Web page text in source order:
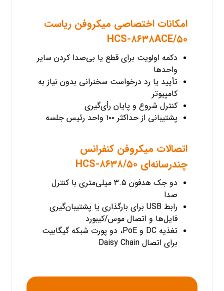
امکانات اختصاصی میکروفن ریاست
HCS-۸۶۳۸ACE/۵۰
دکمه اولویت برای قطع یا بی‌صدا کردن سایر
واحدها
تأیید یا رد درخواست سخنرانی بدون نیاز به
کامپیوتر
کنترل شروع و پایان رأی‌گیری
پشتیبانی از حداکثر ۱۰۰ واحد رئیس جلسه
اتصالات میکروفن کنفرانس
چندرسانه‌ای HCS-۸۶۳۸/۵۰
دو جک هدفون ۳.۵ میلی‌متری با کنترل
صدا
رابط USB برای بارگذاری یا پشتیبان‌گیری
فایل‌ها و اتصال موس/کیبورد
تغذیه DC و PoE، دو پورت شبکه گیگابیت
برای اتصال Daisy Chain